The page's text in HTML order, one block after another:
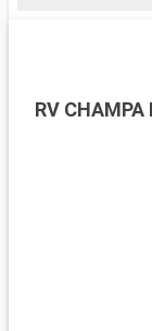
d’Or région où
RV CHAMPA